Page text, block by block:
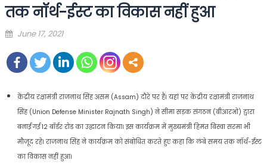
तक नॉर्थ-ईस्ट का विकास नहीं हुआ
Posted
June 17, 2021
केंद्रीय रक्षामंत्री राजनाथ सिंह असम (Assam) दौरे पर हैं। यहां पर केंद्रीय रक्षामंत्री राजनाथ
सिंह (Union Defense Minister Rajnath Singh) ने सीमा सड़क संगठन (बीआरओ) द्वारा
बनाई गई 12 बॉर्डर रोड का उद्घाटन किया। इस कार्यक्रम में मुख्यमंत्री हिमंत बिस्वा सरमा भी
मौजूद रहे। राजनाथ सिंह ने कार्यक्रम को संबोधित करते हुए कहा कि लंबे समय तक नॉर्थ-ईस्ट
का विकास नहीं हुआ।